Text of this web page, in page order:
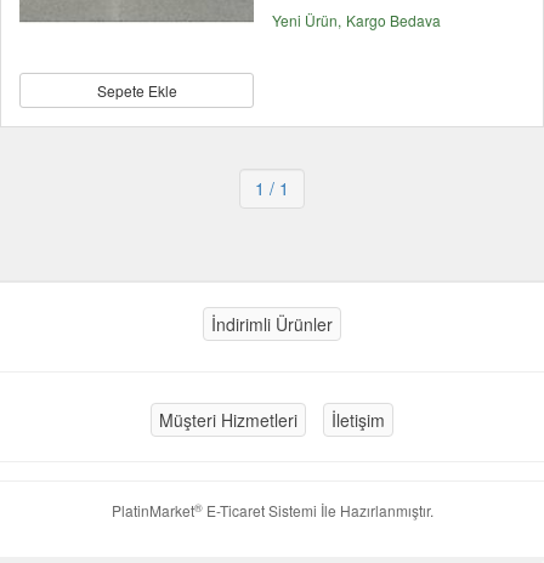
Sepete Ekle
Yeni Ürün Kargo Bedava
1 / 1
İndirimli Ürünler
Müşteri Hizmetleri İletişim
PlatinMarket®E-Ticaret Sistemi İle Hazırlanmıştır.